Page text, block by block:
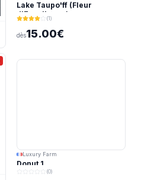
Lake Taupo'ff (Fleur
d'Excellence)
(1)
dès15.00€
Luxury Farm
Donut 1
(0)